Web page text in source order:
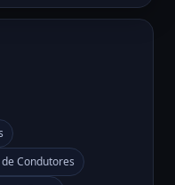
Condutores